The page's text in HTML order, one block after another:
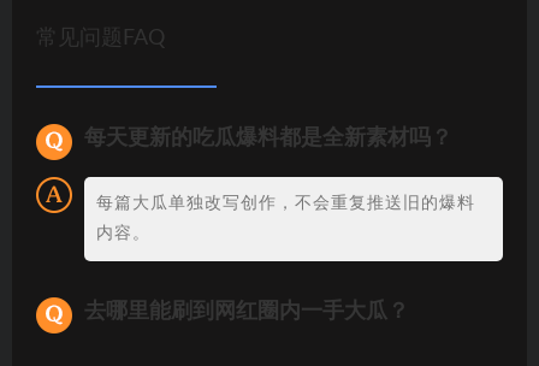
常见问题FAQ
每天更新的吃瓜爆料都是全新素材吗？
每篇大瓜单独改写创作，不会重复推送旧的爆料
内容。
去哪里能刷到网红圈内一手大瓜？